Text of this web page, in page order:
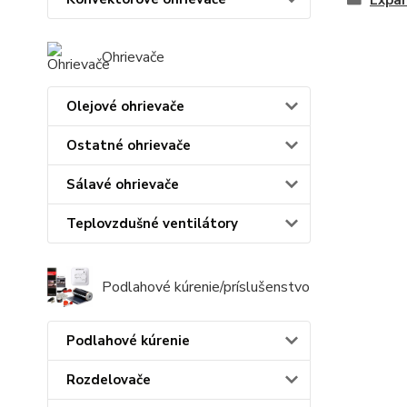
Ohrievače
Olejové ohrievače
Ostatné ohrievače
Sálavé ohrievače
Teplovzdušné ventilátory
Podlahové kúrenie/príslušenstvo
Podlahové kúrenie
Rozdelovače